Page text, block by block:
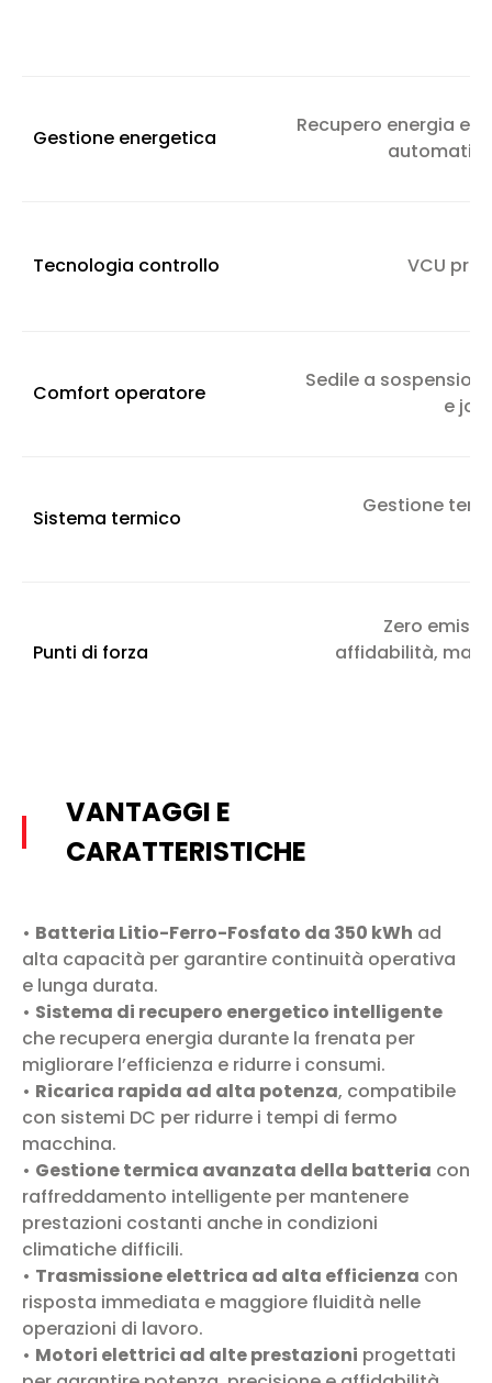
Gestione energetica
Recupero energia e
Tecnologia controllo VCU
Comfort operatore
Sedile a
e
Sistema termico
Gestione
Punti di forza
Zero
affidabilità,
VANTAGGI E
CARATTERISTICHE
• Batteria Litio-Ferro-Fosfato da 350 kWh ad
alta capacità per garantire continuità operativa
e lunga durata.
• Sistema di recupero energetico intelligente
che recupera energia durante la frenata per
migliorare l’efficienza e ridurre i consumi.
• Ricarica rapida ad alta potenza, compatibile
con sistemi DC per ridurre i tempi di fermo
macchina.
• Gestione termica avanzata della batteria con
raffreddamento intelligente per mantenere
prestazioni costanti anche in condizioni
climatiche difficili.
• Trasmissione elettrica ad alta efficienza con
risposta immediata e maggiore fluidità nelle
operazioni di lavoro.
• Motori elettrici ad alte prestazioni progettati